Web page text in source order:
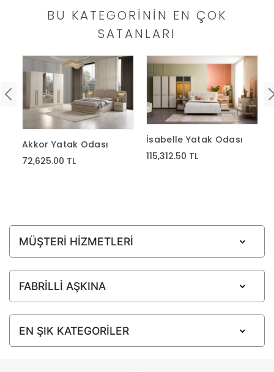
BU KATEGORININ EN ÇOK
SATANLARI
Akkor Yatak Odası
72,625.00 TL
İsabelle Yatak Odası
115,312.50 TL
MÜŞTERİ HİZMETLERİ
FABRİLLİ AŞKINA
EN ŞIK KATEGORİLER